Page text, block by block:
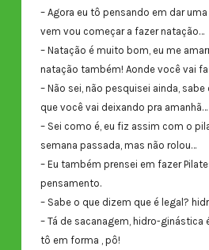
– Agora eu tô pensando em dar
vem vou começar a fazer natação…
– Natação é muito bom, eu me
natação também! Aonde você vai
– Não sei, não pesquisei ainda,
que você vai deixando pra amanhã…
– Sei como é, eu fiz assim com o
semana passada, mas não rolou…
– Eu também prensei em fazer
pensamento.
– Sabe o que dizem que é legal?
– Tá de sacanagem, hidro-ginástica
tô em forma , pô!